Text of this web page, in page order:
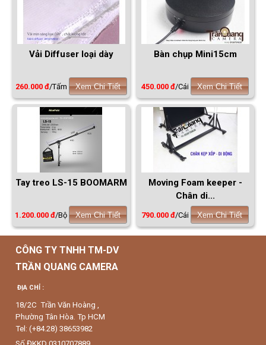
Vải Diffuser loại dày
260.000 đ/Tấm Xem Chi Tiết
Bàn chụp Mini15cm
450.000 đ/Cái Xem Chi Tiết
Tay treo LS-15 BOOMARM
1.200.000 đ/Bộ Xem Chi Tiết
Moving Foam keeper -
Chân di...
790.000 đ/Cái Xem Chi Tiết
CÔNG TY TNHH TM-DV
TRẦN QUANG CAMERA
ĐỊA CHỈ :
18/2C Trần Văn Hoàng ,
Phường Tân Hòa. Tp HCM
Tel: (+84.28) 38653982